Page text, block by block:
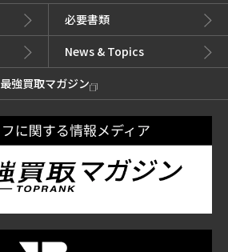
必要書類
News & Topics
最強買取マガジン